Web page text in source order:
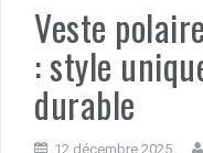
Veste
: style
durable
12 décembre 2025